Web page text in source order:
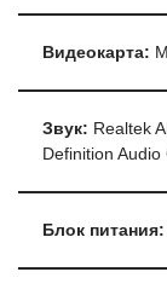
Видеокарта:
Звук: Realtek
Definition Audio
Блок питания: